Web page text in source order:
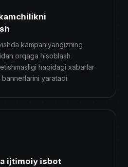
kampaniyangizning
orqaga hisoblash
haqidagi xabarlar
yaratadi.
ijtimoiy isbot